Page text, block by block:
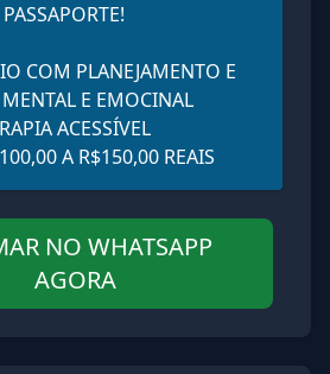
PASSAPORTE!
COM PLANEJAMENTO E
E EMOCINAL
ACESSÍVEL
A R$150,00 REAIS
NO WHATSAPP
AGORA